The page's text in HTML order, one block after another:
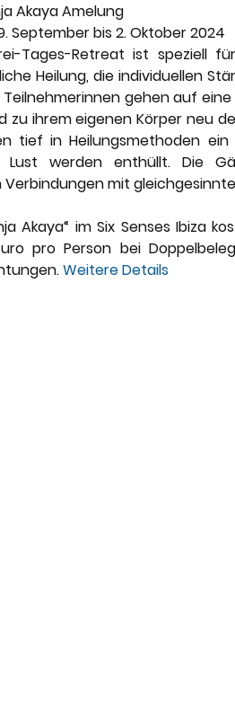
Akaya Amelung
September bis 2. Oktober 2024
Tages-Retreat ist speziell
Heilung, die individuellen
gehen auf eine
zu ihrem eigenen Körper neu
tief in Heilungsmethoden
Lust werden enthüllt. Die
mit
Akaya“ im Six Senses Ibiza
pro Person bei
Weitere Details